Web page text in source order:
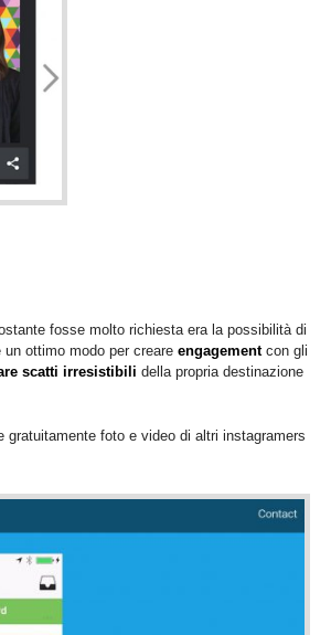
fosse molto richiesta era la possibilità di
ottimo modo per creare engagementcon gli
scatti irresistibili della propria destinazione
gratuitamente foto e video di altri instagramers